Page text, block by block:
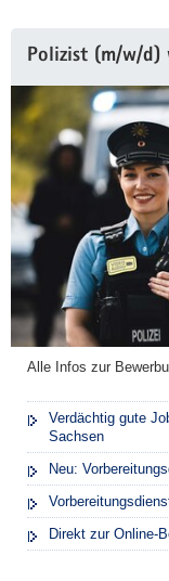
Polizist (m/w/d)
Alle Infos zur
Verdächtig gute
Sachsen
Neu:
Direkt zur Online-